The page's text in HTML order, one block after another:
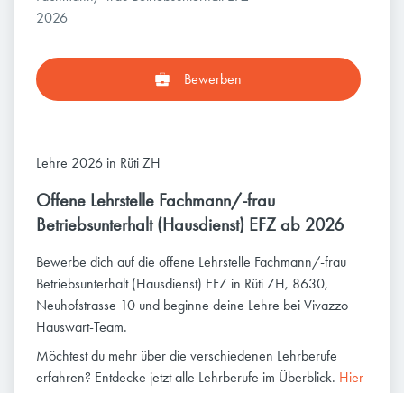
2026
Bewerben
Lehre 2026 in Rüti ZH
Offene Lehrstelle Fachmann/-frau
Betriebsunterhalt (Hausdienst) EFZ ab 2026
Bewerbe dich auf die offene Lehrstelle Fachmann/-frau
Betriebsunterhalt (Hausdienst) EFZ in Rüti ZH, 8630,
Neuhofstrasse 10 und beginne deine Lehre bei Vivazzo
Hauswart-Team.
Möchtest du mehr über die verschiedenen Lehrberufe
erfahren? Entdecke jetzt alle Lehrberufe im Überblick. Hier